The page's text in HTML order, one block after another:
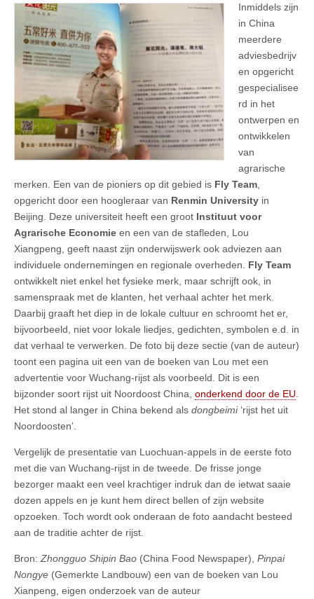
Inmiddels zijn
in China
meerdere
adviesbedrijv
en opgericht
gespecialisee
rd in het
ontwerpen en
ontwikkelen
van
agrarische
merken. Een van de pioniers op dit gebied is Fly Team
opgericht door een hoogleraar van Renmin University in
Beijing. Deze universiteit heeft een groot Instituut voor
Agrarische Economie en een van de stafleden, Lou
Xiangpeng, geeft naast zijn onderwijswerk ook adviezen aan
individuele ondernemingen en regionale overheden. Fly Team
ontwikkelt niet enkel het fysieke merk, maar schrijft ook, in
samenspraak met de klanten, het verhaal achter het merk.
Daarbij graaft het diep in de lokale cultuur en schroomt het er,
bijvoorbeeld, niet voor lokale liedjes, gedichten, symbolen e.d. in
dat verhaal te verwerken. De foto bij deze sectie (van de auteur)
toont een pagina uit een van de boeken van Lou met een
advertentie voor Wuchang-rijst als voorbeeld. Dit is een
bijzonder soort rijst uit Noordoost China, onderkend door de EU
Het stond al langer in China bekend als dongbeimi‘rijst het uit
Noordoosten’.
Vergelijk de presentatie van Luochuan-appels in de eerste foto
met die van Wuchang-rijst in de tweede. De frisse jonge
bezorger maakt een veel krachtiger indruk dan de ietwat saaie
dozen appels en je kunt hem direct bellen of zijn website
opzoeken. Toch wordt ook onderaan de foto aandacht besteed
aan de traditie achter de rijst.
Bron: Zhongguo Shipin Bao (China Food Newspaper), Pinpai
Nongye (Gemerkte Landbouw) een van de boeken van Lou
Xianpeng, eigen onderzoek van de auteur